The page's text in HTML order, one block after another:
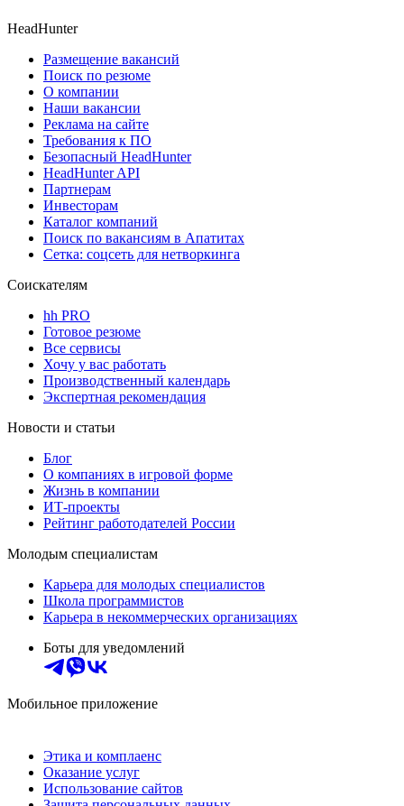
HeadHunter
Размещение вакансий
Поиск по резюме
О компании
Наши вакансии
Реклама на сайте
Требования к ПО
Безопасный HeadHunter
HeadHunter API
Партнерам
Инвесторам
Каталог компаний
Поиск по вакансиям в Апатитах
Сетка: соцсеть для нетворкинга
Соискателям
hh PRO
Готовое резюме
Все сервисы
Хочу у вас работать
Производственный календарь
Экспертная рекомендация
Новости и статьи
Блог
О компаниях в игровой форме
Жизнь в компании
ИТ-проекты
Рейтинг работодателей России
Молодым специалистам
Карьера для молодых специалистов
Школа программистов
Карьера в некоммерческих организациях
Боты для уведомлений
Мобильное приложение
Этика и комплаенс
Оказание услуг
Использование сайтов